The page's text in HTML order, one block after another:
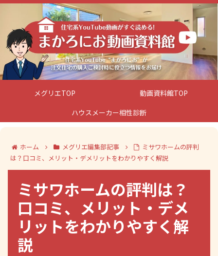
メグリエTOP
動画資料館TOP
ハウスメーカー相性診断
ホーム メグリエ編集部記事
ミサワホームの評判
は？口コミ、メリット・デメリットをわかりやすく解説
ミサワホームの評判は？
口コミ、メリット・デメ
リットをわかりやすく解
説